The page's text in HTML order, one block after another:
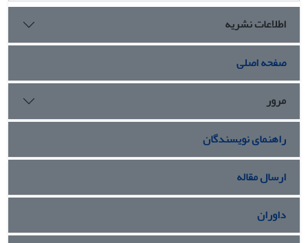
اطلاعات نشریه
صفحه اصلی
مرور
راهنمای نویسندگان
ارسال مقاله
داوران